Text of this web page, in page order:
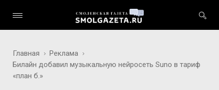
Главная
Реклама
Билайн добавил музыкальную нейросеть Suno в тариф
«план б.»